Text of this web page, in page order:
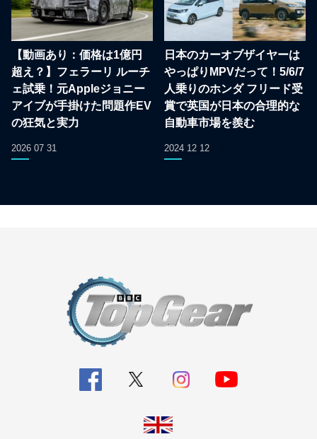
【動画あり：価格は1億円
超え？】フェラーリ ルーチ
ェ試乗！元Appleジョニー
アイブが手掛けた問題作EV
の狂気と実力
2026 07 31
日本のカーオブザイヤーは
やっぱりMPVだって！5/6/7
人乗りのホンダ フリード受
賞で英国が日本の合理的な
自動車市場を羨む
2024 12 12